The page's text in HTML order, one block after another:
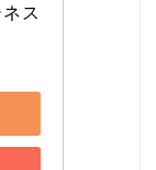
ス